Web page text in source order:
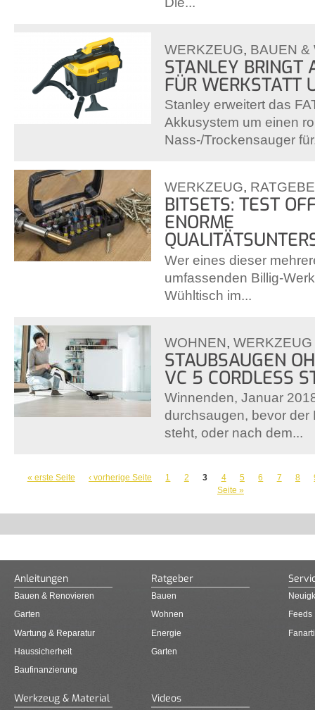
WERKZEUG, BAUEN &
STANLEY BRINGT
FÜR WERKSTATT
Stanley erweitert das
Akkusystem um einen
Nass-/Trockensauger
WERKZEUG,
BITSETS: TEST
ENORME
Wer eines dieser
umfassenden Billig-
Wühltisch im...
WOHNEN, WERKZEUG
STAUBSAUGEN
VC 5 CORDLESS
Winnenden, Januar
durchsaugen, bevor der
steht, oder nach dem...
SEITEN
« erste Seite ‹ vorherige Seite 1 2 3 4 5 6 7 8
Seite »
Anleitungen
Bauen & Renovieren
Garten
Wartung & Reparatur
Haussicherheit
Baufinanzierung
Ratgeber
Bauen
Wohnen
Energie
Garten
Feeds
Werkzeug & Material Videos